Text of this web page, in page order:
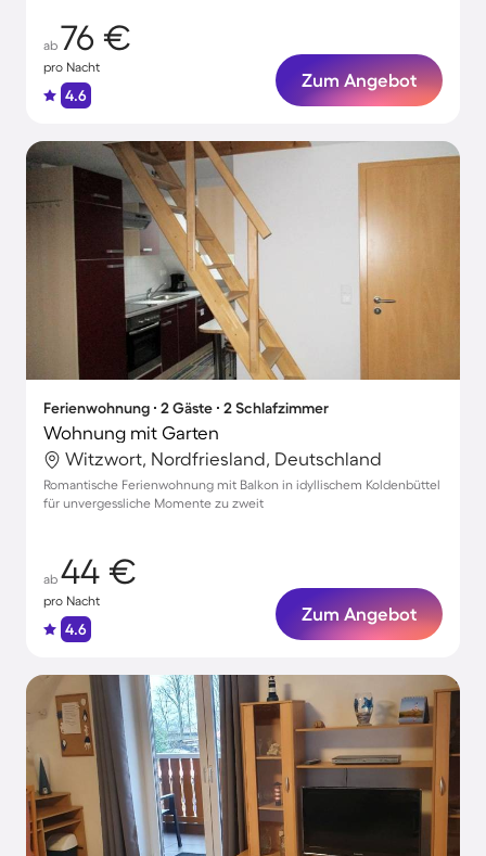
ab 76 €
pro Nacht
4.6
Zum Angebot
Ferienwohnung ∙ 2 Gäste ∙ 2 Schlafzimmer
Wohnung mit Garten
Witzwort, Nordfriesland, Deutschland
Romantische Ferienwohnung mit Balkon in idyllischem Koldenbüttel
für unvergessliche Momente zu zweit
ab 44 €
pro Nacht
4.6
Zum Angebot